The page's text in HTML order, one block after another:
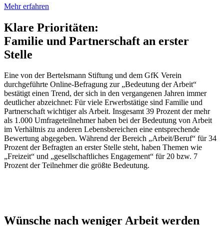
Mehr erfahren
Klare Prioritäten:
Familie und Partnerschaft an erster
Stelle
Eine von der Bertelsmann Stiftung und dem GfK Verein
durchgeführte Online-Befragung zur „Bedeutung der Arbeit“
bestätigt einen Trend, der sich in den vergangenen Jahren immer
deutlicher abzeichnet: Für viele Erwerbstätige sind Familie und
Partnerschaft wichtiger als Arbeit. Insgesamt 39 Prozent der mehr
als 1.000 Umfrageteilnehmer haben bei der Bedeutung von Arbeit
im Verhältnis zu anderen Lebensbereichen eine entsprechende
Bewertung abgegeben. Während der Bereich „Arbeit/Beruf“ für 34
Prozent der Befragten an erster Stelle steht, haben Themen wie
„Freizeit“ und „gesellschaftliches Engagement“ für 20 bzw. 7
Prozent der Teilnehmer die größte Bedeutung.
Wünsche nach weniger Arbeit werden